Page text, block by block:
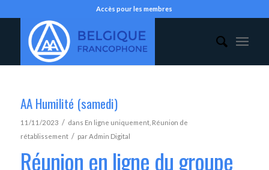
Accès pour les membres
AA Humilité (samedi)
11/11/2023 / dans En ligne uniquement, Réunion de
rétablissement / parAdmin Digital
Réunion en ligne du groupe